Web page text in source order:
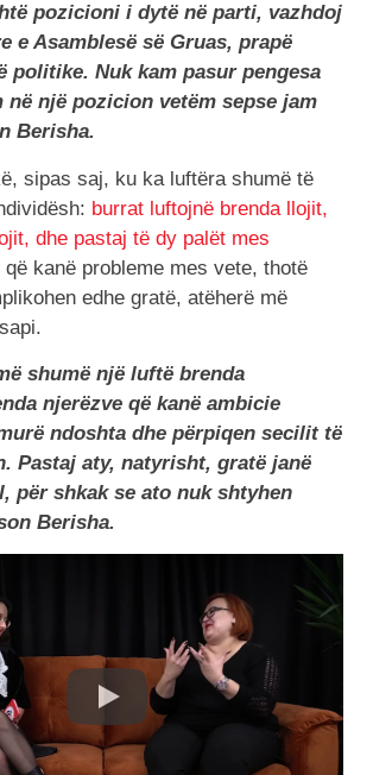
pozicioni i dytë në parti, vazhdoj
e Asamblesë së Gruas, prapë
politike. Nuk kam pasur pengesa
në një pozicion vetëm sepse jam
Berisha.
sipas saj, ku ka luftëra shumë të
burrat luftojnë brenda llojit,
dhe pastaj të dy palët mes
kanë probleme mes vete, thotë
edhe gratë, atëherë më
shumë një luftë brenda
njerëzve që kanë ambicie
ndoshta dhe përpiqen secilit të
Pastaj aty, natyrisht, gratë janë
për shkak se ato nuk shtyhen
Berisha.